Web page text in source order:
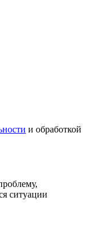
и обработкой
ситуации